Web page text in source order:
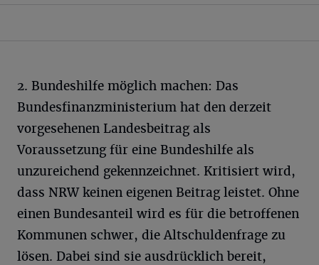
2. Bundeshilfe möglich machen: Das
Bundesfinanzministerium hat den derzeit
vorgesehenen Landesbeitrag als
Voraussetzung für eine Bundeshilfe als
unzureichend gekennzeichnet. Kritisiert wird,
dass NRW keinen eigenen Beitrag leistet. Ohne
einen Bundesanteil wird es für die betroffenen
Kommunen schwer, die Altschuldenfrage zu
lösen. Dabei sind sie ausdrücklich bereit,